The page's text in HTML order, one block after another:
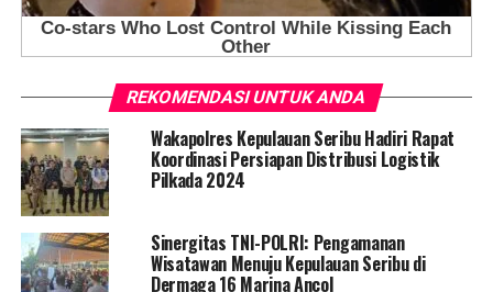
REKOMENDASI UNTUK ANDA
Wakapolres Kepulauan Seribu Hadiri Rapat
Koordinasi Persiapan Distribusi Logistik
Pilkada 2024
Sinergitas TNI-POLRI: Pengamanan
Wisatawan Menuju Kepulauan Seribu di
Dermaga 16 Marina Ancol